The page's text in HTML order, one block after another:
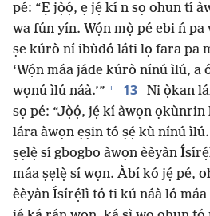
pé: “Ẹ jọ̀ọ́, ẹ jẹ́ kí n sọ ohun tí
wa fún yín. Wọ́n mọ̀ pé ebi ń pa
ṣe kúrò ní ibùdó láti lọ fara pa
‘Wọ́n máa jáde kúrò nínú ìlú, a
wọnú ìlú náà.’” + 13
Ni ọ̀kan
sọ pé: “Jọ̀ọ́, jẹ́ kí àwọn
lára àwọn ẹṣin tó ṣẹ́ kù nínú
ṣẹlẹ̀ sí gbogbo àwọn èèyàn
máa ṣẹlẹ̀ sí wọn. Àbí kó jẹ́ pé,
èèyàn Ísírẹ́lì tó ti kú náà ló